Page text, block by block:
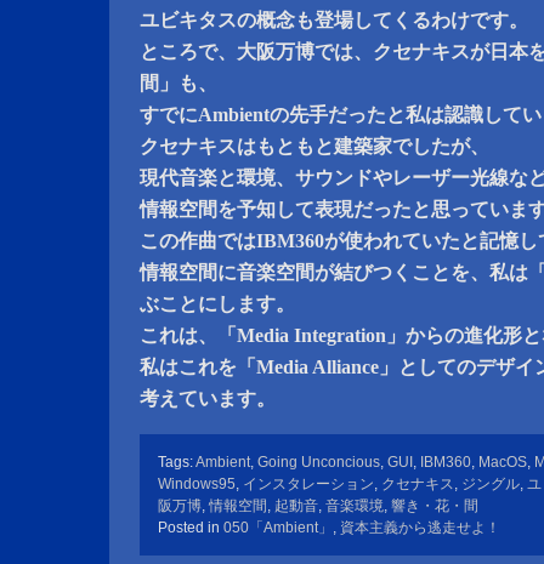
ユビキタスの概念も登場してくるわけです。
ところで、大阪万博では、クセナキスが日本
間」も、
すでにAmbientの先手だったと私は認識して
クセナキスはもともと建築家でしたが、
現代音楽と環境、サウンドやレーザー光線な
情報空間を予知して表現だったと思っていま
この作曲ではIBM360が使われていたと記憶し
情報空間に音楽空間が結びつくことを、私は
ぶことにします。
これは、「Media Integration」からの進化形
私はこれを「Media Alliance」としてのデザ
考えています。
Tags:Ambient, Going Unconcious, GUI , IBM360, MacOS,
Windows95, インスタレーション, クセナキス, ジングル,
阪万博,情報空間 , 起動音, 音楽環境, 響き・花・間
Posted in 050「Ambient」 , 資本主義から逃走せよ！